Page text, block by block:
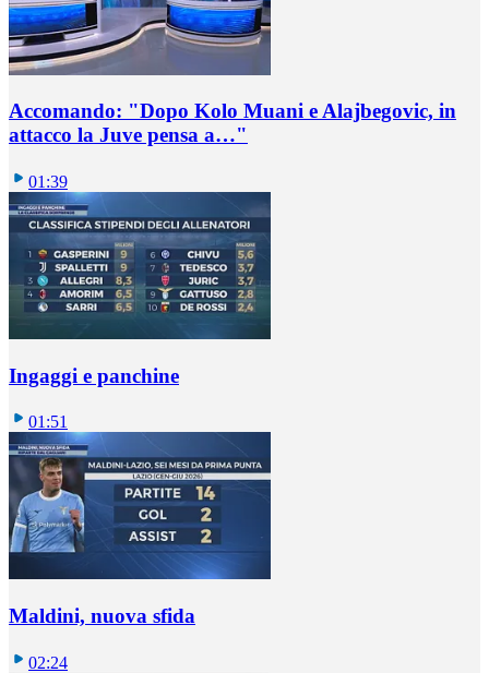
Accomando: "Dopo Kolo Muani e Alajbegovic, in
attacco la Juve pensa a…"
01:39
Ingaggi e panchine
01:51
Maldini, nuova sfida
02:24